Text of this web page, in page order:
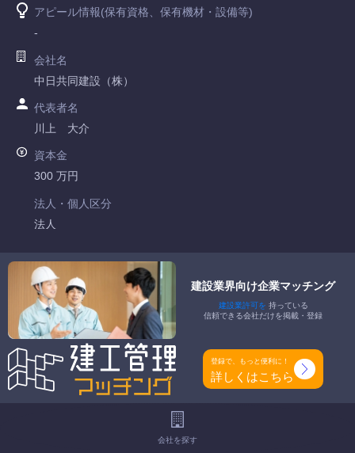
アピール情報(保有資格、保有機材・設備等)
-
会社名
中日共同建設（株）
代表者名
川上 大介
資本金
300 万円
法人・個人区分
法人
許可番号
愛知県知事許可 第081181号
特定建設業
-
一般建設業
管工事業
建設業界向け企業マッチング
建設業許可を 持っている
信頼できる会社だけを掲載・登録
登録で、もっと便利に！
詳しくはこちら
会社を探す